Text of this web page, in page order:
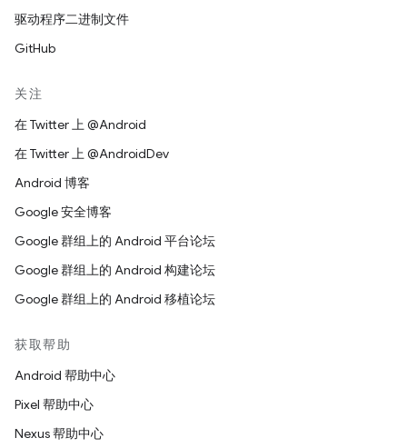
驱动程序二进制文件
GitHub
关注
在 Twitter 上 @Android
在 Twitter 上 @AndroidDev
Android 博客
Google 安全博客
Google 群组上的 Android 平台论坛
Google 群组上的 Android 构建论坛
Google 群组上的 Android 移植论坛
获取帮助
Android 帮助中心
Pixel 帮助中心
Nexus 帮助中心